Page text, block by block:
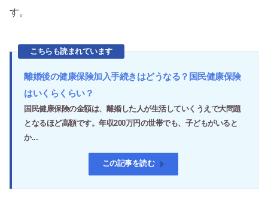
す。
こちらも読まれています
離婚後の健康保険加入手続きはどうなる？国民健康保険
はいくらくらい？
国民健康保険の金額は、離婚した人が生活していくうえで大問題
となるほど高額です。年収200万円の世帯でも、子どもがいると
か...
この記事を読む